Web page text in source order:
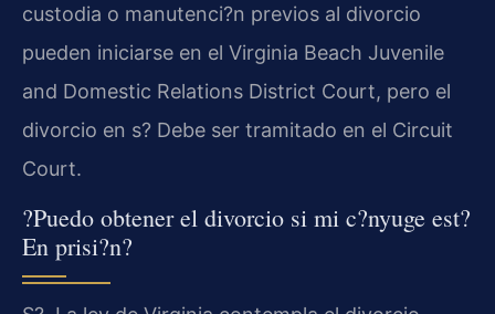
custodia o manutenci?n previos al divorcio
pueden iniciarse en el Virginia Beach Juvenile
and Domestic Relations District Court, pero el
divorcio en s? Debe ser tramitado en el Circuit
Court.
?Puedo obtener el divorcio si mi c?nyuge est?
En prisi?n?